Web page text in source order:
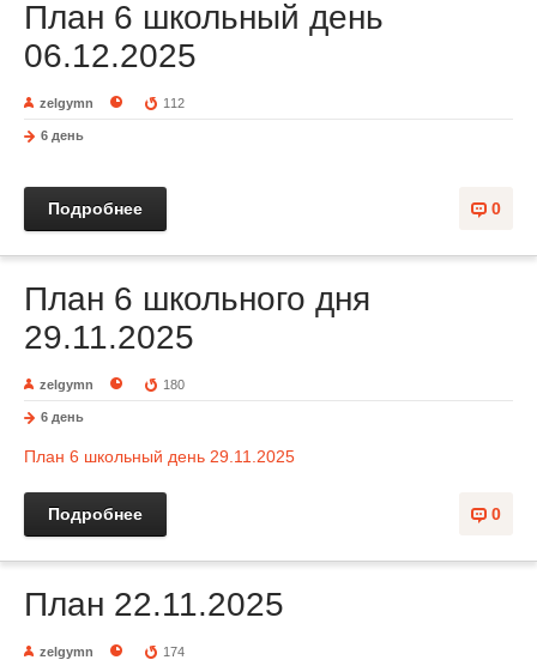
План 6 школьный день
06.12.2025
zelgymn 112
6 день
0
Подробнее
План 6 школьного дня
29.11.2025
zelgymn 180
6 день
План 6 школьный день 29.11.2025
0
Подробнее
План 22.11.2025
zelgymn 174